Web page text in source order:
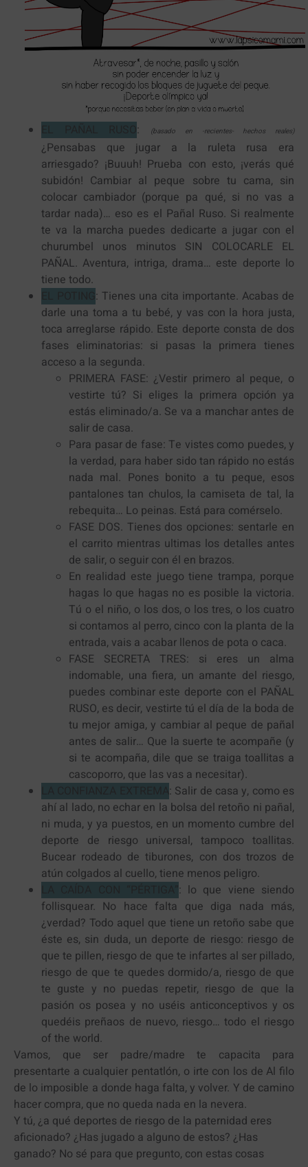
: (basado en -recientes- hechos reales)
¿Pensabas que jugar a la ruleta rusa era
arriesgado? ¡Buuuh! Prueba con esto, ¡verás qué
subidón! Cambiar al peque sobre tu cama, sin
colocar cambiador (porque pa qué, si no vas a
tardar nada)… eso es el Pañal Ruso. Si realmente
te va la marcha puedes dedicarte a jugar con el
churumbel unos minutos SIN COLOCARLE EL
PAÑAL. Aventura, intriga, drama… este deporte lo
tiene todo.
: Tienes una cita importante. Acabas de
darle una toma a tu bebé, y vas con la hora justa,
toca arreglarse rápido. Este deporte consta de dos
fases eliminatorias: si pasas la primera tienes
acceso a la segunda.
PRIMERA FASE: ¿Vestir primero al peque, o
vestirte tú? Si eliges la primera opción ya
estás eliminado/a. Se va a manchar antes de
salir de casa.
Para pasar de fase: Te vistes como puedes, y
la verdad, para haber sido tan rápido no estás
nada mal. Pones bonito a tu peque, esos
pantalones tan chulos, la camiseta de tal, la
rebequita… Lo peinas. Está para comérselo.
FASE DOS. Tienes dos opciones: sentarle en
el carrito mientras ultimas los detalles antes
de salir, o seguir con él en brazos.
En realidad este juego tiene trampa, porque
hagas lo que hagas no es posible la victoria.
Tú o el niño, o los dos, o los tres, o los cuatro
si contamos al perro, cinco con la planta de la
entrada, vais a acabar llenos de pota o caca.
FASE SECRETA TRES: si eres un alma
indomable, una fiera, un amante del riesgo,
puedes combinar este deporte con el PAÑAL
RUSO, es decir, vestirte tú el día de la boda de
tu mejor amiga, y cambiar al peque de pañal
antes de salir… Que la suerte te acompañe (y
si te acompaña, dile que se traiga toallitas a
cascoporro, que las vas a necesitar).
: Salir de casa y, como es
ahí al lado, no echar en la bolsa del retoño ni pañal,
ni muda, y ya puestos, en un momento cumbre del
deporte de riesgo universal, tampoco toallitas.
Bucear rodeado de tiburones, con dos trozos de
atún colgados al cuello, tiene menos peligro.
: lo que viene siendo
follisquear. No hace falta que diga nada más,
¿verdad? Todo aquel que tiene un retoño sabe que
éste es, sin duda, un deporte de riesgo: riesgo de
que te pillen, riesgo de que te infartes al ser pillado,
riesgo de que te quedes dormido/a, riesgo de que
te guste y no puedas repetir, riesgo de que la
pasión os posea y no uséis anticonceptivos y os
quedéis preñaos de nuevo, riesgo… todo el riesgo
of the world.
Vamos, que ser padre/madre te capacita para
presentarte a cualquier pentatlón, o irte con los de Al filo
de lo imposible a donde haga falta, y volver. Y de camino
hacer compra, que no queda nada en la nevera.
Y tú, ¿a qué deportes de riesgo de la paternidad eres
aficionado? ¿Has jugado a alguno de estos? ¿Has
ganado? No sé para que pregunto, con estas cosas